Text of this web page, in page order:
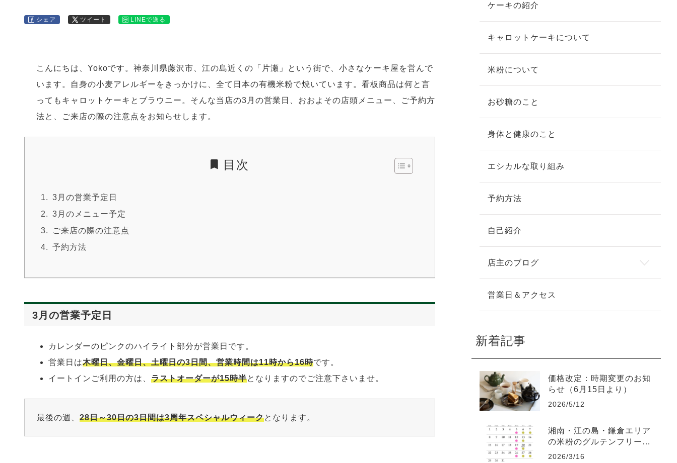
シェア ツイート LINEで送る
こんにちは、Yokoです。神奈川県藤沢市、江の島近くの「片瀬」という街で、小さなケーキ屋を営んで
います。自身の小麦アレルギーをきっかけに、全て日本の有機米粉で焼いています。看板商品は何と言
ってもキャロットケーキとブラウニー。そんな当店の3月の営業日、おおよその店頭メニュー、ご予約方
法と、ご来店の際の注意点をお知らせします。
目次
3月の営業予定日
3月のメニュー予定
ご来店の際の注意点
予約方法
3月の営業予定日
カレンダーのピンクのハイライト部分が営業日です。
営業日は木曜日、金曜日、土曜日の3日間、営業時間は11時から16時です。
イートインご利用の方は、 ラストオーダーが15時半となりますのでご注意下さいませ。
最後の週、 28日～30日の3日間は3周年スペシャルウィークとなります。
ケーキの紹介
キャロットケーキについて
米粉について
お砂糖のこと
身体と健康のこと
エシカルな取り組み
予約方法
自己紹介
店主のブログ
営業日＆アクセス
新着記事
価格改定：時期変更のお知
らせ（6月15日より）
2026/5/12
湘南・江の島・鎌倉エリア
の米粉のグルテンフリーカ
フェ｜YOKO BAKES 3月
2026/3/16